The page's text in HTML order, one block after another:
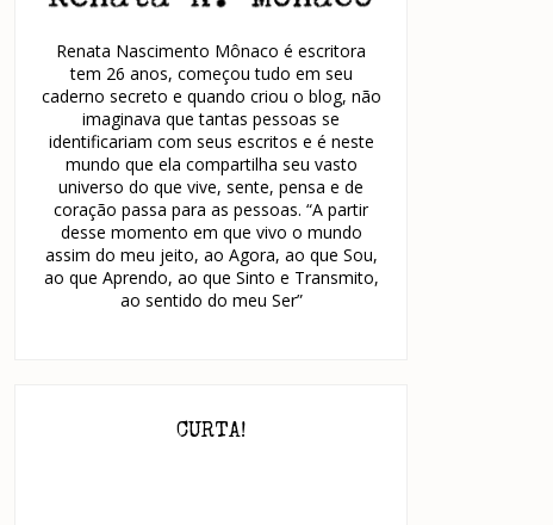
Renata Nascimento Mônaco é escritora
tem 26 anos, começou tudo em seu
caderno secreto e quando criou o blog, não
imaginava que tantas pessoas se
identificariam com seus escritos e é neste
mundo que ela compartilha seu vasto
universo do que vive, sente, pensa e de
coração passa para as pessoas. “A partir
desse momento em que vivo o mundo
assim do meu jeito, ao Agora, ao que Sou,
ao que Aprendo, ao que Sinto e Transmito,
ao sentido do meu Ser”
CURTA!